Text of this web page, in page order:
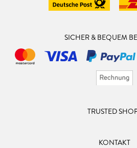
SICHER & BEQUEM
TRUSTED
KONTAKT